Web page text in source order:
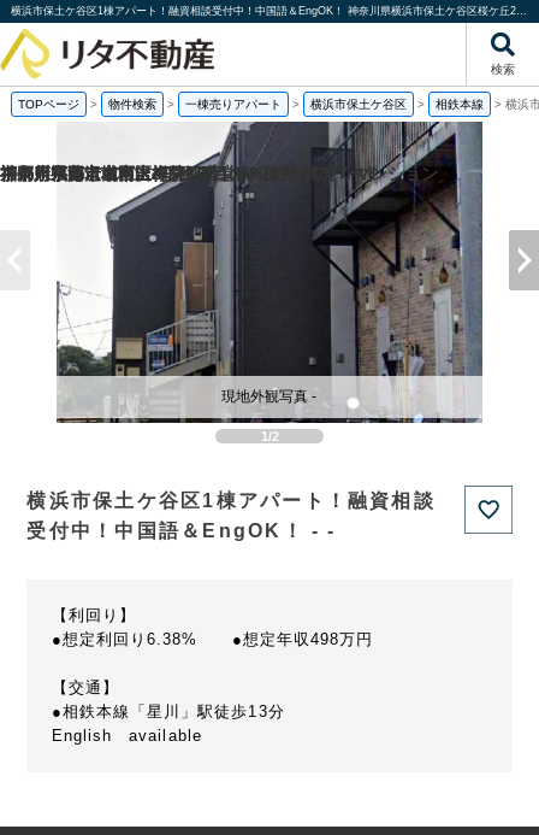
横浜市保土ケ谷区1棟アパート！融資相談受付中！中国語＆EngOK！ 神奈川県横浜市保土ケ谷区桜ケ丘2丁目｜一棟売りアパート｜投資物件や収益物件｜株式会社リタ不動産
検索
TOPページ > 物件検索 > 一棟売りアパート > 横浜市保土ケ谷区 > 相鉄本線 > 横浜
1/2
現地外観写真 -
横浜市保土ケ谷区1棟アパート！融資相談
受付中！中国語＆EngOK！ - -
【利回り】
●想定利回り6.38% ●想定年収498万円
【交通】
●相鉄本線「星川」駅徒歩13分
English available
福岡県福岡市城南区梅林2丁目の一棟売りアパート
京都府京都市南区吉祥院観音堂南町の一棟売りマンション
神奈川県海老名市上今泉6丁目の一棟売りアパート
神奈川県藤沢市柄沢2丁目の